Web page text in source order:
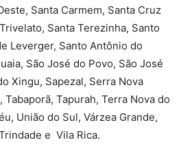
Santa Carmem, Santa Cruz
Santa Terezinha, Santo
Leverger, Santo Antônio do
São José do Povo, São José
Xingu, Sapezal, Serra Nova
Tapurah, Terra Nova do
União do Sul, Várzea Grande,
e Vila Rica.